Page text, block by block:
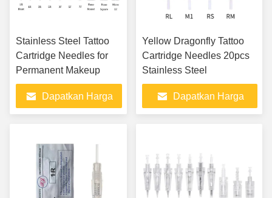
Stainless Steel Tattoo
Cartridge Needles for
Permanent Makeup
Dapatkan Harga
Yellow Dragonfly Tattoo
Cartridge Needles 20pcs
Stainless Steel
Dapatkan Harga